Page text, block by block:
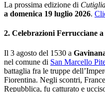
La prossima edizione di
a domenica 19 luglio 2026.
2. Celebrazioni Ferrucciane
Il 3 agosto del 1530 a
nel comune di San Marcello
battaglia fra le truppe
Fiorentina. Negli scontri,
Repubblica, fu catturato e